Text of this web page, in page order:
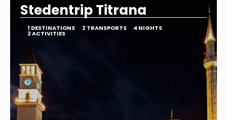
Stedentrip Titrana
1 DESTINATIONS 2 TRANSPORTS 4 NIGHTS
2 ACTIVITIES